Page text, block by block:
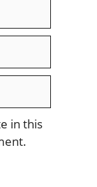
in this